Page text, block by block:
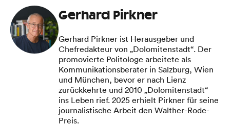
Gerhard Pirkner
Gerhard Pirkner ist Herausgeber und
Chefredakteur von „Dolomitenstadt“. Der
promovierte Politologe arbeitete als
Kommunikationsberater in Salzburg, Wien
und München, bevor er nach Lienz
zurückkehrte und 2010 „Dolomitenstadt“
ins Leben rief. 2025 erhielt Pirkner für seine
journalistische Arbeit den Walther-Rode-
Preis.